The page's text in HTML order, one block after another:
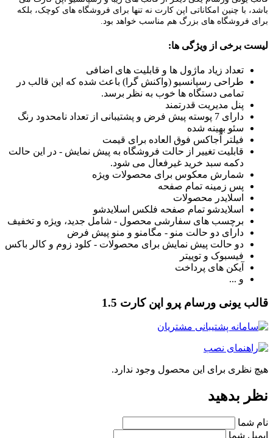
با چنین امکاناتی اپن کارت نه تنها برای فروشگاه های کوچک، بلکه
فروشگاه های بزرگ هم مناسب خواهد بود.
برخی از ویژگی ها:
تعداد زیاد ماژول ها و قابلیت های اضافی
طراحی رسپانسیو (واکنش گرا) باعث شده که این قالب در
تمامی دستگاه ها خوب به نظر برسد.
پنل مدیریت قدرتمند
دارای 7 پوسته پیش فرض و پشتیبانی از تعداد نامحدود رنگ
سئو بهینه شده
فیلتر آجاکس فوق العاده برای قیمت
قابلیت تغییر از حالت فروشگاه به پیش نمایش - در این حالت
دکمه سبد خرید غیرفعال می شود.
شمارش معکوس برای محصولات ویژه
پس زمینه تمام صفحه
اسلایدر محصولات
اسلایدشو تمام صفحه فلکس اسلایدشو
برچسب های سفارشی محصول - شامل جدید، ویژه و تخفیف
دارای دو حالت منو - مگامنو و منو پیش فرض
دو حالت پیش نمایش برای محصولات - کلود زوم و کالر باکس
فیسبوک و توییتر
آیکن های پرداخت
و ...
یونی ورسام پرو اپن کارت 1.5
نظری برای این محصول وجود ندارد.
بدهید
شما
شما